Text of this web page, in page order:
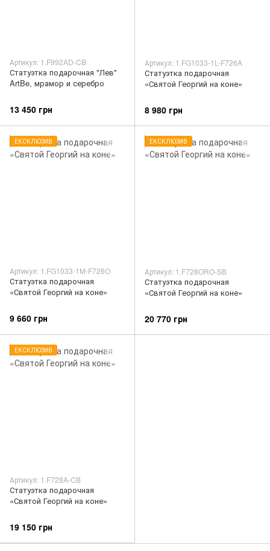
Артикул: 1.F992AD-CB
Статуэтка подарочная "Лев"
ArtBe, мрамор и серебро
13 450 грн
Артикул: 1.FG1033-1L-F726A
Статуэтка подарочная
«Святой Георгий на коне»
8 980 грн
ЕКСКЛЮЗИВ
Артикул: 1.FG1033-1M-F726O
Статуэтка подарочная
«Святой Георгий на коне»
9 660 грн
ЕКСКЛЮЗИВ
Артикул: 1.F728ORO-SB
Статуэтка подарочная
«Святой Георгий на коне»
20 770 грн
ЕКСКЛЮЗИВ
Артикул: 1.F728A-CB
Статуэтка подарочная
«Святой Георгий на коне»
19 150 грн